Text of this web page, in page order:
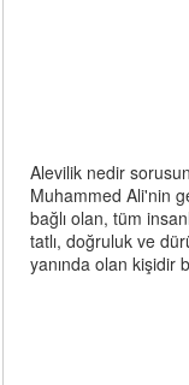
Alevilik nedir
Muhammed Ali'nin
bağlı olan, tüm
tatlı, doğruluk ve
yanında olan kişidir